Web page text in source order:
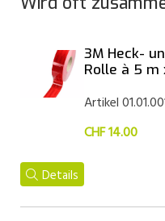
3M Heck-
Rolle à 5 m
Artikel
CHF 14.00
Details